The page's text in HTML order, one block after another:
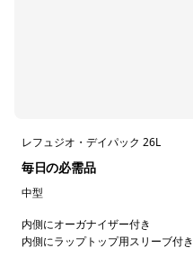
レフュジオ・デイパック 26L
毎日の必需品
中型
内側にオーガナイザー付き
内側にラップトップ用スリーブ付き